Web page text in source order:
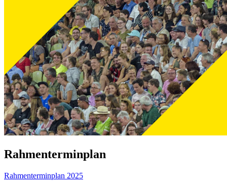
Rahmenterminplan
Rahmenterminplan 2025